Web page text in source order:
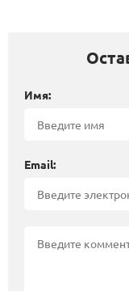
Имя:
Email: